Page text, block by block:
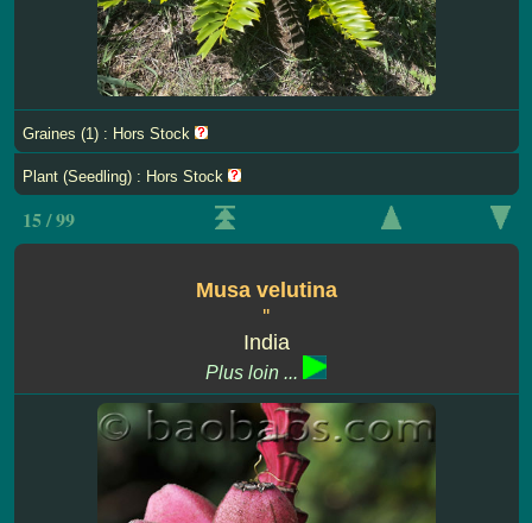
Graines (1) : Hors Stock
Plant (Seedling) : Hors Stock
15 / 99
Musa velutina
''
India
Plus loin ...